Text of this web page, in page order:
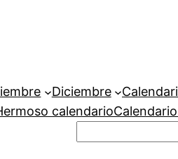
Diciembre
calendario